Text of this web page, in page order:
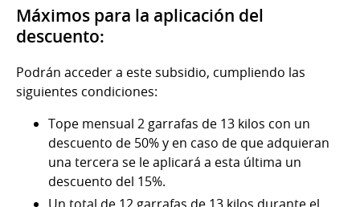
Máximos para la aplicación del
descuento:
Podrán acceder a este subsidio, cumpliendo las
siguientes condiciones:
Tope mensual 2 garrafas de 13 kilos con un
descuento de 50% y en caso de que adquieran
una tercera se le aplicará a esta última un
descuento del 15%.
Un total de 12 garrafas de 13 kilos durante el